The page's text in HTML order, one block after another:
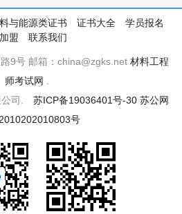
与能源类证书 证书大全
学员报名
盟
联系我们
9号 邮箱：china@zgks.net材料工程
师考试网
公司. 苏ICP备19036401号-30 苏公网
号